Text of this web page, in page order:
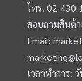
โทร.02-
สอบถามสินค้
Email:
เวลาทำการ: